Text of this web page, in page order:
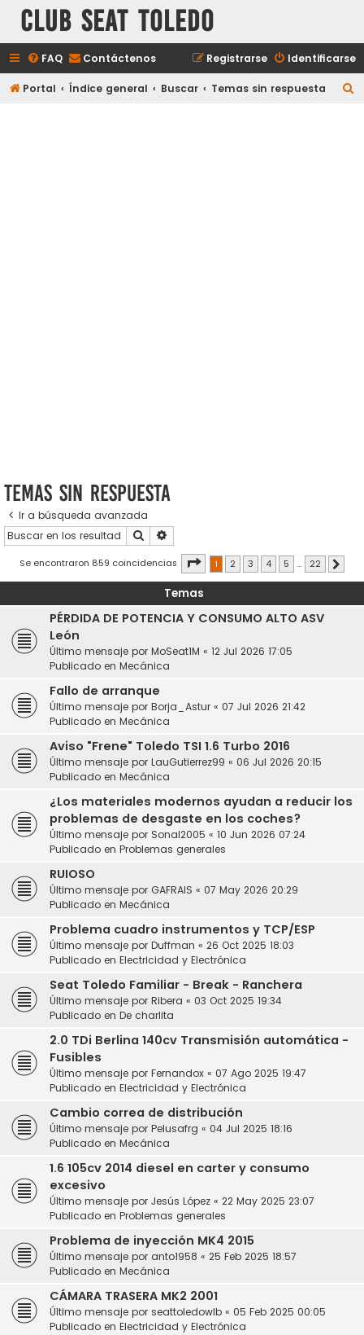
Club Seat Toledo
FAQ Contáctenos Identificarse
Registrarse
Portal Índice general Buscar Temas sin respuesta
Temas sin respuesta
Ir a búsqueda avanzada
Buscar
Se encontraron 859 coincidencias Página de 22
1 2 3 4 5 … 22
Temas
PÉRDIDA DE POTENCIA Y CONSUMO ALTO ASV
León
Último mensaje por MoSeat1M « 12 Jul 2026 17:05
Publicado en Mecánica
Fallo de arranque
Último mensaje por Borja_Astur « 07 Jul 2026 21:42
Publicado en Mecánica
Aviso "Frene" Toledo TSI 1.6 Turbo 2016
Último mensaje por LauGutierrez99 « 06 Jul 2026 20:15
Publicado en Mecánica
¿Los materiales modernos ayudan a reducir los
problemas de desgaste en los coches?
Último mensaje por Sonal2005 « 10 Jun 2026 07:24
Publicado en Problemas generales
RUIOSO
Último mensaje por GAFRAIS « 07 May 2026 20:29
Publicado en Mecánica
Problema cuadro instrumentos y TCP/ESP
Último mensaje por Duffman « 26 Oct 2025 18:03
Publicado en Electricidad y Electrónica
Seat Toledo Familiar - Break - Ranchera
Último mensaje por Ribera « 03 Oct 2025 19:34
Publicado en De charlita
2.0 TDi Berlina 140cv Transmisión automática -
Fusibles
Último mensaje por Fernandox « 07 Ago 2025 19:47
Publicado en Electricidad y Electrónica
Cambio correa de distribución
Último mensaje por Pelusafrg « 04 Jul 2025 18:16
Publicado en Mecánica
1.6 105cv 2014 diesel en carter y consumo
excesivo
Último mensaje por Jesús López « 22 May 2025 23:07
Publicado en Problemas generales
Problema de inyección MK4 2015
Último mensaje por anto1958 « 25 Feb 2025 18:57
Publicado en Mecánica
CÁMARA TRASERA MK2 2001
Último mensaje por seattoledowlb « 05 Feb 2025 00:05
Publicado en Electricidad y Electrónica